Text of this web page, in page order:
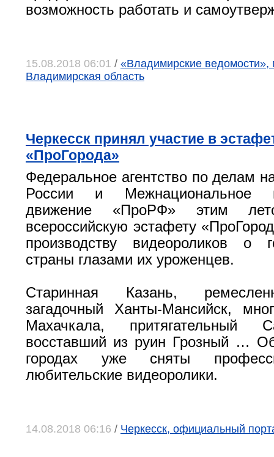
возможность работать и
15.08.2018 06:01 / «Владимирские ведомости»,
Владимирская область
Черкесск принял участие в
«ПроГорода»
Федеральное агентство по делам
России и Межнациональное
движение «ПроРФ» этим
всероссийскую эстафету
производству видеороликов о
страны глазами их уроженцев.
Старинная Казань,
загадочный Ханты-Мансийск,
Махачкала, притягательный
восставший из руин Грозный …
городах уже сняты
любительские видеоролики.
14.08.2018 06:16 / Черкесск, официальный